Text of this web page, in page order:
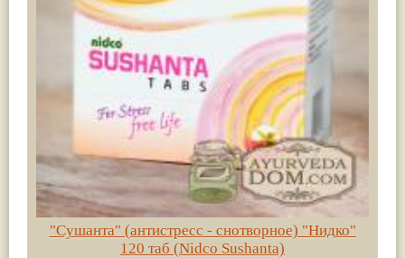
"Сушанта" (антистресс - снотворное) "Нидко"
120 таб (Nidco Sushanta)